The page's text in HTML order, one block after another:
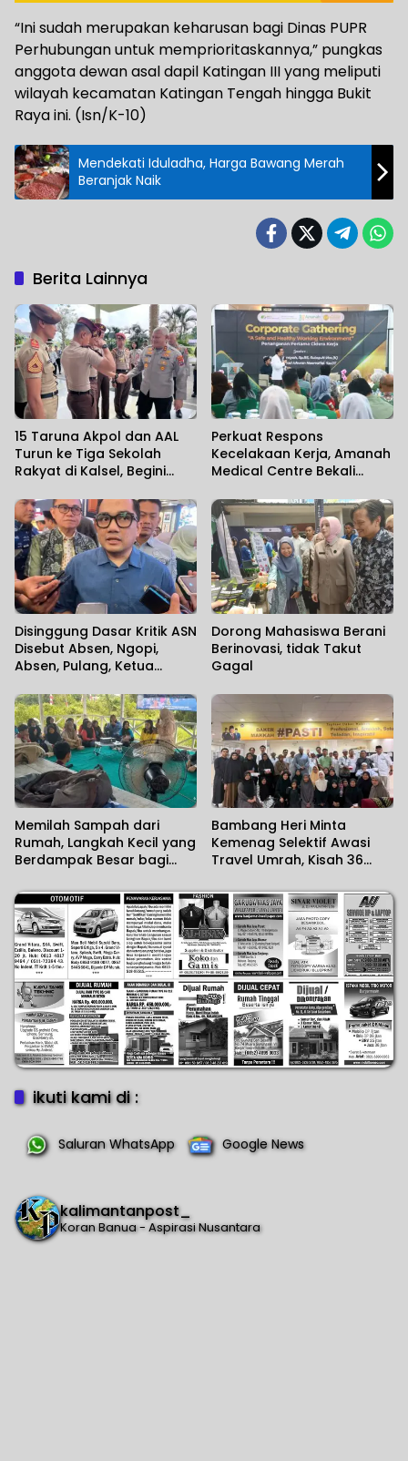
“Ini sudah merupakan keharusan bagi Dinas PUPR
Perhubungan untuk memprioritaskannya,” pungkas
anggota dewan asal dapil Katingan III yang meliputi
wilayah kecamatan Katingan Tengah hingga Bukit
Raya ini. (Isn/K-10)
Mendekati Iduladha, Harga Bawang Merah
Beranjak Naik
Berita Lainnya
15 Taruna Akpol dan AAL
Turun ke Tiga Sekolah
Rakyat di Kalsel, Begini
Perkuat Respons
Kecelakaan Kerja, Amanah
Medical Centre Bekali
Cedera Sejak Menit
Pertama
Disinggung Dasar Kritik ASN
Disebut Absen, Ngopi,
Absen, Pulang, Ketua
Wartawan Menilai Sendiri
Dorong Mahasiswa Berani
Berinovasi, tidak Takut
Gagal
Memilah Sampah dari
Rumah, Langkah Kecil yang
Berdampak Besar bagi
Bambang Heri Minta
Kemenag Selektif Awasi
Travel Umrah, Kisah 36
Jeddah Mengundang Haru
ikuti kami di :
Saluran WhatsApp Google News
kalimantanpost_
Koran Banua - Aspirasi Nusantara